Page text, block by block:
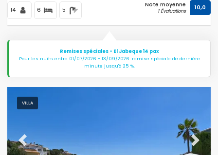
14 6 5
Note moyenne
1 Évaluations 10,0
Remises spéciales - El Jabeque 14 pax
Pour les nuits entre 01/07/2026 - 13/09/2026: remise spéciale de dernière
minute jusqu'à 25 %.
VILLA
Previous Next